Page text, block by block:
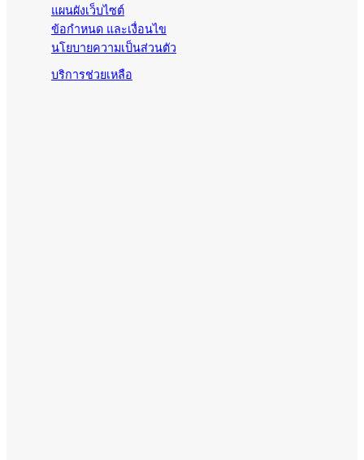
แผนผังเว็บไซต์
ข้อกำหนด และเงื่อนไข
นโยบายความเป็นส่วนตัว
บริการช่วยเหลือ